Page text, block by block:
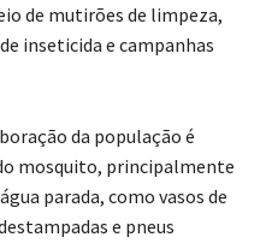
de mutirões de limpeza,
inseticida e campanhas
da população é
mosquito, principalmente
parada, como vasos de
e pneus